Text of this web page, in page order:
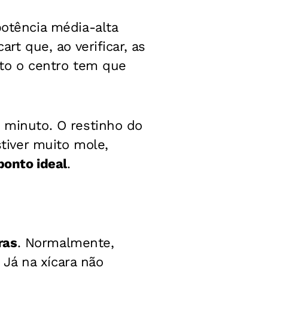
média-alta
que, ao verificar, as
o centro tem que
minuto. O restinho do
muito mole,
ideal.
. Normalmente,
na xícara não